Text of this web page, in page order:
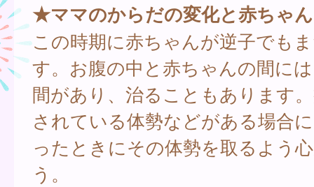
★ママのからだの変化と赤ちゃ
この時期に赤ちゃんが逆子でも
す。お腹の中と赤ちゃんの間に
間があり、治ることもあります
されている体勢などがある場合
ったときにその体勢を取るよう
う。